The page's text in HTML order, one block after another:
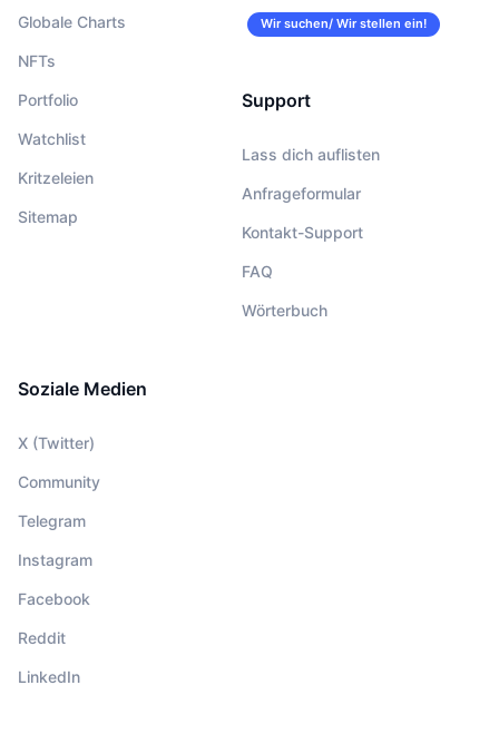
Globale Charts
NFTs
Portfolio
Watchlist
Kritzeleien
Sitemap
Wir suchen/ Wir stellen ein!
Support
Lass dich auflisten
Anfrageformular
Kontakt-Support
FAQ
Wörterbuch
Soziale Medien
X (Twitter)
Community
Telegram
Instagram
Facebook
Reddit
LinkedIn